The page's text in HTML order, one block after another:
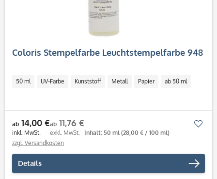
Coloris Stempelfarbe Leuchtstempelfarbe 948
50 ml UV-Farbe Kunststoff Metall Papier ab 50 ml
ab 14,00 €
inkl. MwSt.
ab 11,76 €
exkl. MwSt. Inhalt: 50 ml (28,00 € / 100 ml)
zzgl. Versandkosten
Details